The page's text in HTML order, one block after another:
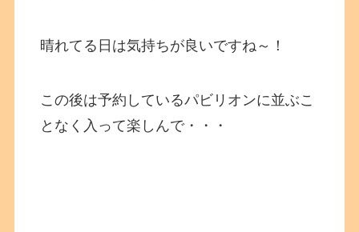
晴れてる日は気持ちが良いですね～！
この後は予約しているパビリオンに並ぶこ
となく入って楽しんで・・・